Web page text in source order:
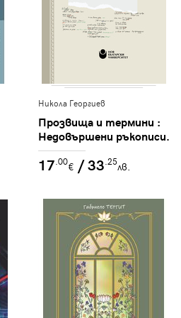
Никола Георгиев
Прозвища и термини :
Недовършени ръкописи.
Интервюта. Бележки
17 .00€ / 33 .25лв.